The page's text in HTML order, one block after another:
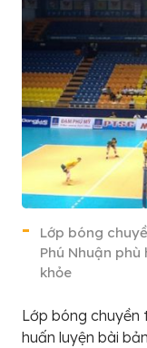
Lớp bóng
Phú Nhuận
khỏe
Lớp bóng chuyền
huấn luyện bài